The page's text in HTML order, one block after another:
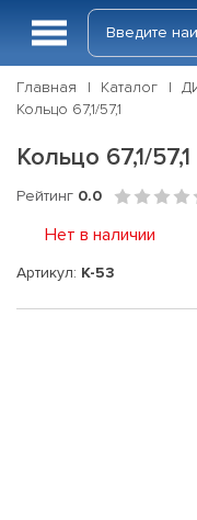
Главная Каталог
Кольцо 67,1/57,1
Кольцо 67,1/57,1
Рейтинг 0.0
Нет в наличии
Артикул: K-53